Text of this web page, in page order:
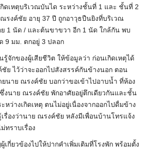
กิดเหตุบริเวณบันได ระหว่างชั้นที่ 1 และ ชั้นที่ 2
รงค์ชัย อายุ 37 ปี ถูกอาวุธปืนยิงที่บริเวณ
1 นัด / และต้นขาขวา อีก 1 นัด ใกล้กัน พบ
9 มม. ตกอยู่ 3 ปลอก
จักของผู้เสียชีวิต ให้ข้อมูลว่า ก่อนเกิดเหตุได้
ย ไว้ว่าจะออกไปสังสรรค์กันข้างนอก ตอน
นาย ณรงค์ชัย บอกว่าขอเข้าไปอาบน้ำ ที่ห้อง
งนาย ณรงค์ชัย พักอาศัยอยู่ตึกเดียวกันและชั้น
หว่างเกิดเหตุ ตนไม่อยู่เนื่องจากออกไปดื่มข้าง
รื่องว่านาย ณรงค์ชัย หลังมีเพื่อนบ้านโทรแจ้ง
ทราบเรื่อง
เกี่ยวข้องไปให้ปากคำเพิ่มเติมที่โรงพัก พร้อมตั้ง